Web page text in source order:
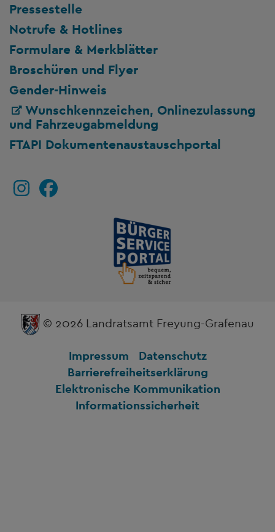
Pressestelle
Notrufe & Hotlines
Formulare & Merkblätter
Broschüren und Flyer
Gender-Hinweis
Wunschkennzeichen, Onlinezulassung
und Fahrzeugabmeldung
FTAPI Dokumentenaustauschportal
© 2026 Landratsamt Freyung-Grafenau
Impressum
Datenschutz
Barrierefreiheitserklärung
Elektronische Kommunikation
Informationssicherheit